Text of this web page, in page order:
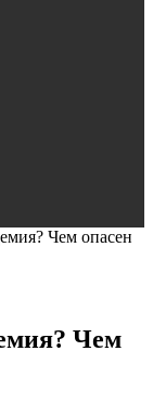
Чем опасен
Чем